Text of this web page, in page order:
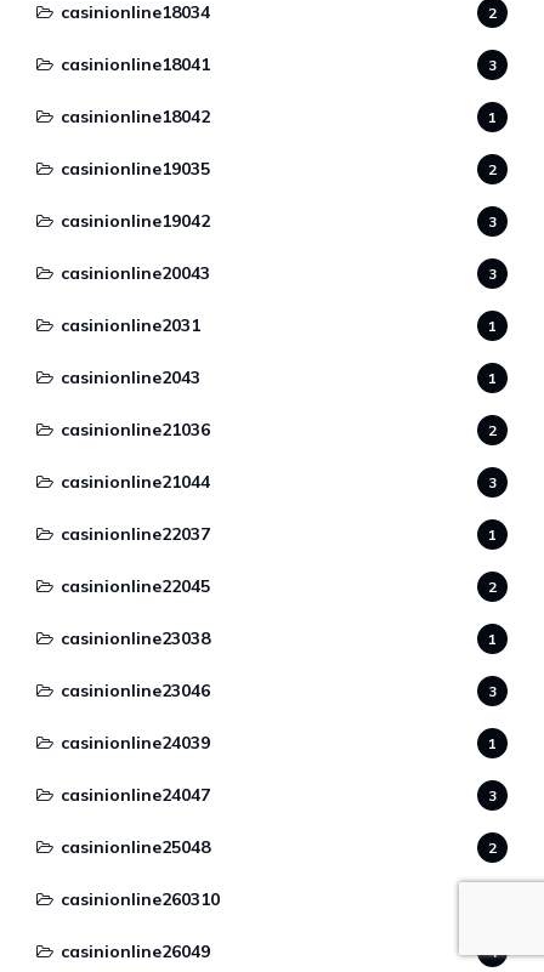
casinionline18034 2
casinionline18041 3
casinionline18042 1
casinionline19035 2
casinionline19042 3
casinionline20043 3
casinionline2031 1
casinionline2043 1
casinionline21036 2
casinionline21044 3
casinionline22037 1
casinionline22045 2
casinionline23038 1
casinionline23046 3
casinionline24039 1
casinionline24047 3
casinionline25048 2
casinionline260310
casinionline26049 4